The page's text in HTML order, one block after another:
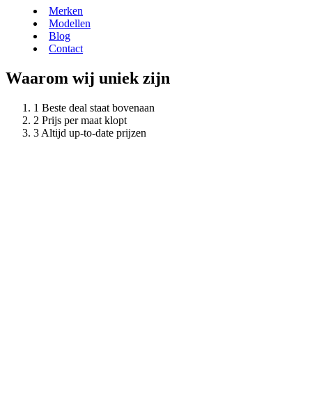
Merken
Modellen
Blog
Contact
Waarom wij uniek zijn
Beste deal staat bovenaan
Prijs per maat klopt
Altijd up-to-date prijzen